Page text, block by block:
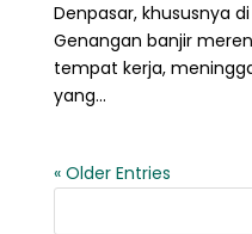
Denpasar, khususnya
Genangan banjir
tempat kerja,
yang...
« Older Entries